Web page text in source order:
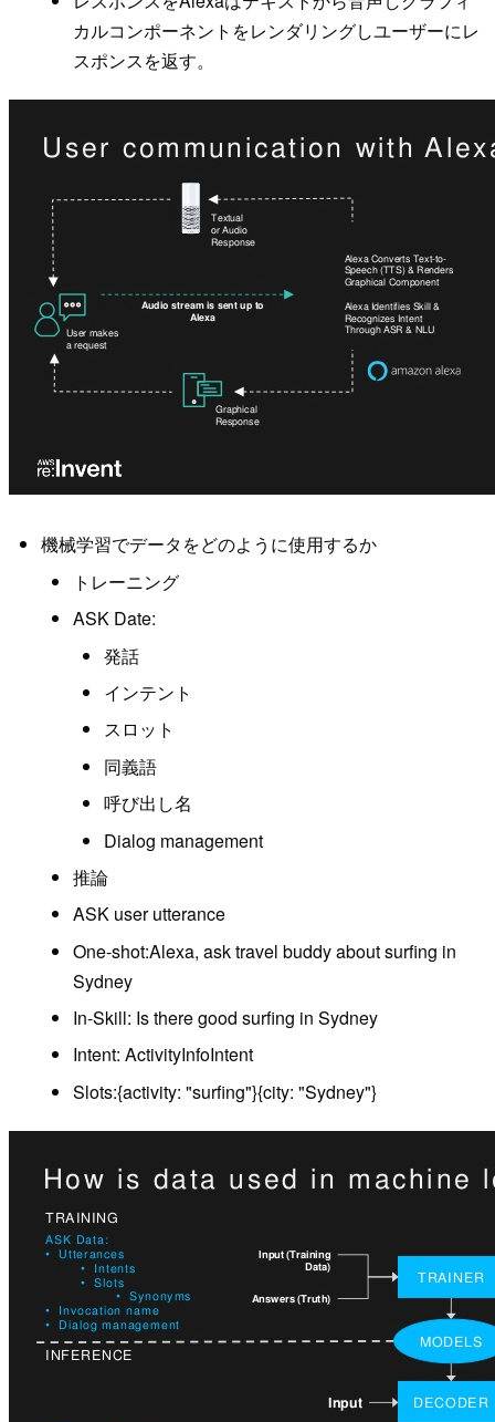
カルコンポーネントをレンダリングしユーザーにレ
スポンスを返す。
機械学習でデータをどのように使用するか
トレーニング
ASK Date:
発話
インテント
スロット
同義語
呼び出し名
Dialog management
推論
ASK user utterance
One-shot:Alexa, ask travel buddy about surfing in
Sydney
In-Skill: Is there good surfing in Sydney
Intent: ActivityInfoIntent
Slots:{activity: "surfing"}{city: "Sydney"}